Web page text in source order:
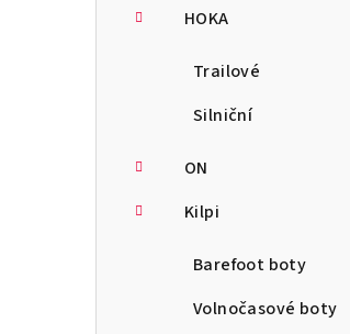
HOKA
Trailové
Silniční
ON
Kilpi
Barefoot boty
Volnočasové boty